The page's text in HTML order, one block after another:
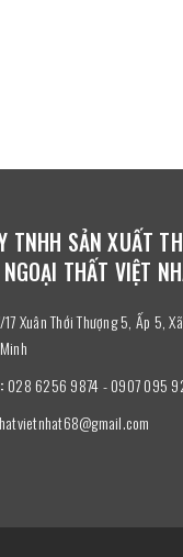
TNHH SẢN XUẤT
THẤT VIỆT
Xuân Thới Thượng 5, Ấp 5,
028 6256 9874 - 0907 095